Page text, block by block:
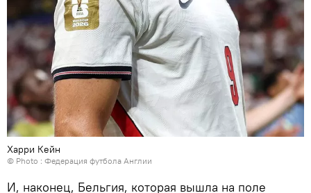
Харри Кейн
© Photo : Федерация футбола Англии
И, наконец, Бельгия, которая вышла на поле